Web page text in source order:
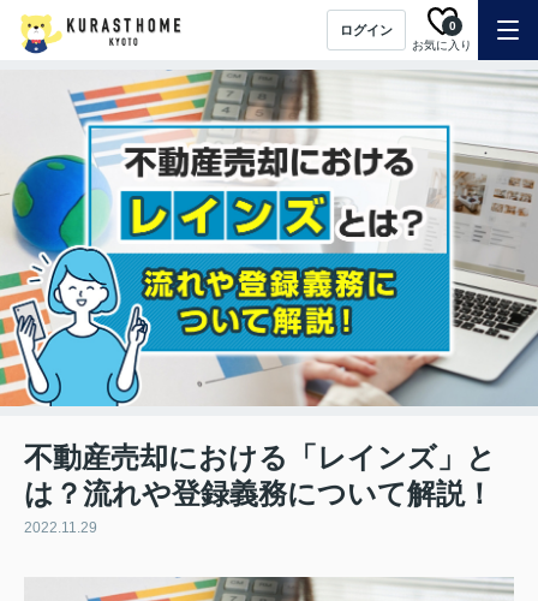
ログイン
お気に入り
0
不動産売却における「レインズ」と
は？流れや登録義務について解説！
2022.11.29